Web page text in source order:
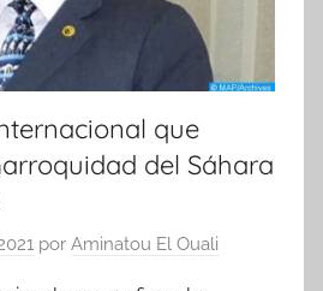
que
del Sáhara
por Aminatou El Ouali